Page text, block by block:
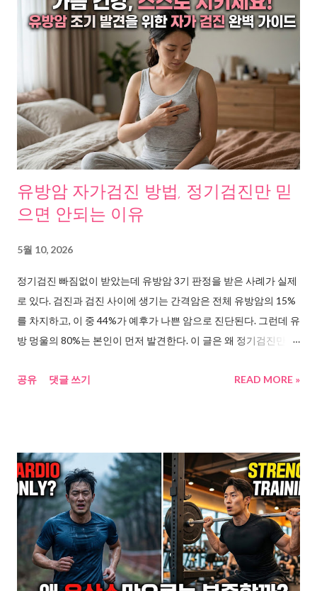
다. 개그우먼 홍현희. 70kg에서 54kg까지, 무려 16kg을 감량하고
도 요요 없이 49kg까지 떨어뜨린 그녀. 그런데 정작 본인은 이렇게
말했다. “다이어트한 거 아니다. 루틴을 바꿨을 뿐이다.” 이 한마디
가 수많은 여성들의 심장을 두드렸다. “먹는 게 낙이었다”는 솔직
한 고백 홍현희는 솔직했다. 아들 준범이를 낳고 3~4년 동안, 눈 뜨
면 먹고 또 먹었다고 했다. 아이가 남긴 밥까지 숟가락으로 긁어먹
었다. “부끄럽지만 먹는 게 낙이었다.” 먹으면 졸리고, 졸리면 또 단
게 당기고, 당기면 또 먹었다. 전형적인 혈당 롤러코스터다. 어느
날, 자신의 공복 혈당을 재봤다. 110이 넘었다. 며칠 뒤 다시 재보니
130까지 올라갔다. 엄마가 당뇨인 걸 알면서도 남 일처럼 여겼는
데, 갑자기 현실이 됐다. 그때 아들 준범이가 한마디 했다. “엄마, 그
만 먹어.” 이 말이 녹음까지 해둘 만큼 그녀를 흔들었다. “준범이 결
혼식 때까지 살아 있어야겠다는 간절함이 생겼다.” 이것이 시작이
내든 카드는 의외로 단순했다. 이름은 오야식. 오일, 야채, 식초. 이
세 가지다. 첫 번째는 오일이다. 아침 공복에 엑스트라버진 올리브
오일 한 스푼. 올리브오일, 들...
유방암 자가검진 방법, 정기검진만 믿
으면 안되는 이유
5월 10, 2026
정기검진 빠짐없이 받았는데 유방암 3기 판정을 받은 사례가 실제
로 있다. 검진과 검진 사이에 생기는 간격암은 전체 유방암의 15%
를 차지하고, 이 중 44%가 예후가 나쁜 암으로 진단된다. 그런데 유
방 멍울의 80%는 본인이 먼저 발견한다. 이 글은 왜 정기검진만으
는지를 정리해본다. 검진 받았는데 왜 나한테 이런 일이 생긴 걸까
주치의는 이렇게 말했다고 한다. 8개월 전 검진 때 암의 씨앗이라
도 보였다면 이미 늦었을 것이라고. 그만큼 진행이 빠른 유형이었
다는 뜻이다. 이 사례를 보고 찾아보니, 이런 경우가 생각보다 흔했
다. 연합뉴스 보도에 따르면, 정규 검진 사이에 발생하는 유방암을
간격암(Interval Cancer)이라 부른다. 전체 유방암의 약 15%가 이
간격암이다. 그리고 간격암 환자의 44%가 예후가 나쁜 암으로 진
단된다. 정규 검진에서 발견된 경우 27%보다 훨씬 높다. 특히 40대
공유 댓글 쓰기 READ MORE »